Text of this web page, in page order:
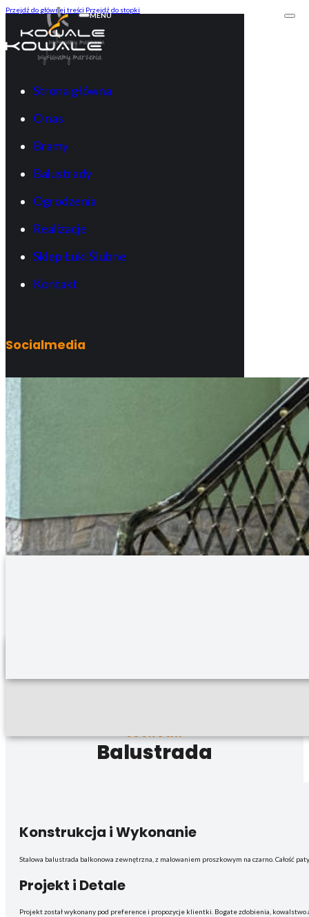
Przejdź do głównej treści Przejdź do stopki
MENU
Strona główna
O nas
Bramy
Balustrady
Ogrodzenia
Realizacje
Sklep Łuki Ślubne
Kontakt
Socialmedia
SOSNOWA
Balustrada
Konstrukcja i Wykonanie
Stalowa balustrada balkonowa zewnętrzna, z malowaniem proszkowym na czarno. Całość
Projekt i Detale
Projekt został wykonany pod preference i propozycje klientki. Bogate zdobienia, kowalstwo